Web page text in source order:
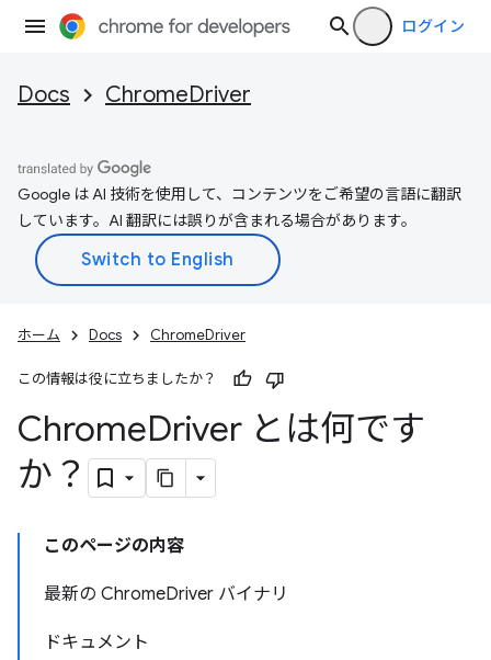
ログイン
Docs ChromeDriver
Google は AI 技術を使用して、コンテンツをご希望の言語に翻訳
しています。AI 翻訳には誤りが含まれる場合があります。
ホーム Docs ChromeDriver
この情報は役に立ちましたか？
ChromeDriver とは何です
か？
このページの内容
最新の ChromeDriver バイナリ
ドキュメント